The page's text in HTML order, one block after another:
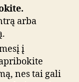
arba
į
nes tai gali